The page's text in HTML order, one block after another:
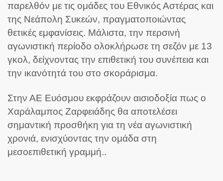
παρελθόν με τις ομάδες του Εθνικός Αστέρας και
της Νεάπολη Συκεών, πραγματοποιώντας
θετικές εμφανίσεις. Μάλιστα, την περσινή
αγωνιστική περίοδο ολοκλήρωσε τη σεζόν με 13
γκολ, δείχνοντας την επιθετική του συνέπεια και
την ικανότητά του στο σκοράρισμα.
Στην ΑΕ Ευόσμου εκφράζουν αισιοδοξία πως ο
Χαράλαμπος Ζαρφειάδης θα αποτελέσει
σημαντική προσθήκη για τη νέα αγωνιστική
χρονιά, ενισχύοντας την ομάδα στη
μεσοεπιθετική γραμμή..